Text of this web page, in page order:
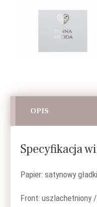
OPIS
Specyfikacja
Papier: satynowy
Front: uszlachetniony